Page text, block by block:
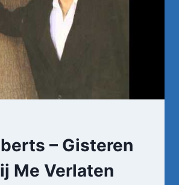
– Gisteren
Me Verlaten